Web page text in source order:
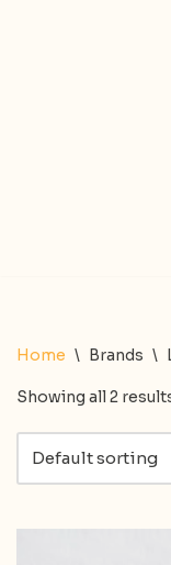
Home \ Brands \
Showing all 2